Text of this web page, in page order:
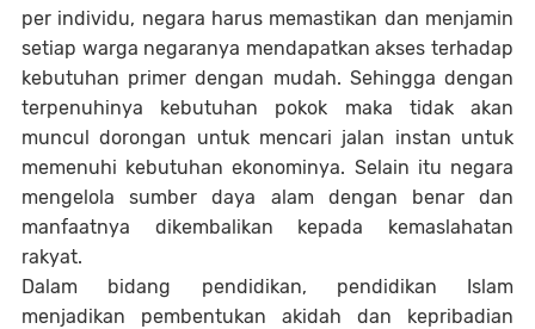
per individu, negara harus memastikan dan menjamin
setiap warga negaranya mendapatkan akses terhadap
kebutuhan primer dengan mudah. Sehingga dengan
terpenuhinya kebutuhan pokok maka tidak akan
muncul dorongan untuk mencari jalan instan untuk
memenuhi kebutuhan ekonominya. Selain itu negara
mengelola sumber daya alam dengan benar dan
manfaatnya dikembalikan kepada kemaslahatan
rakyat.
Dalam bidang pendidikan, pendidikan Islam
menjadikan pembentukan akidah dan kepribadian